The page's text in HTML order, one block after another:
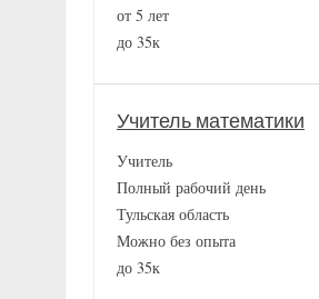
от 5 лет
до 35к
Учитель математики
Учитель
Полный рабочий день
Тульская область
Можно без опыта
до 35к